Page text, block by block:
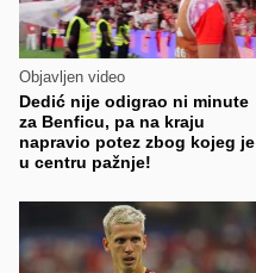
Objavljen video
Dedić nije odigrao ni minute
za Benficu, pa na kraju
napravio potez zbog kojeg je
u centru pažnje!